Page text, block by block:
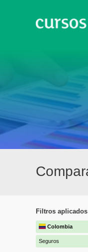
Filtros aplicados
Colombia
Seguros